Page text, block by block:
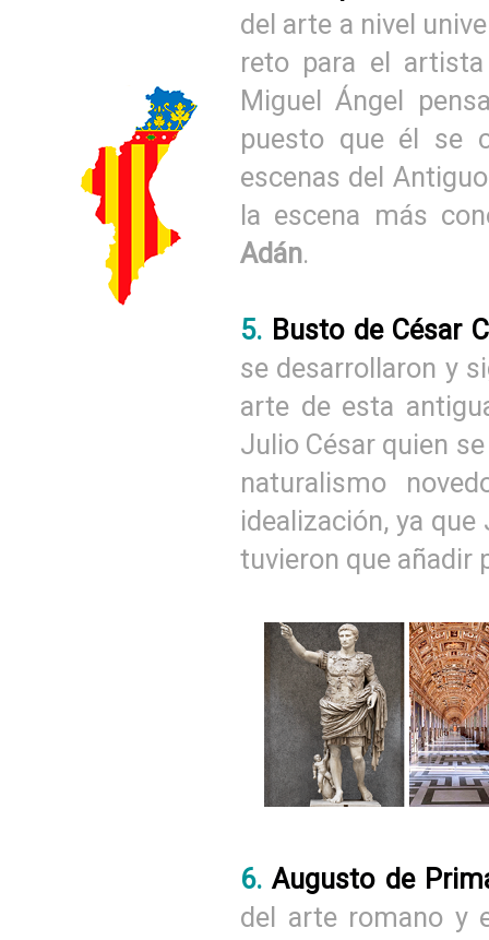
del arte a nivel
reto para el
Miguel Ángel
puesto que él se
escenas del
la escena más
Adán.
5. Busto de César
se desarrollaron y
arte de esta
Julio César quien
naturalismo
idealización, ya
tuvieron que añadir
6. Augusto de
del arte romano y